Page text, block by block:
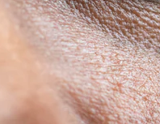
Freepik Company S.L.U.